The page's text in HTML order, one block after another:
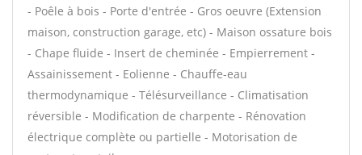
- Poêle à bois - Porte d'entrée - Gros oeuvre (Extension
maison, construction garage, etc) - Maison ossature bois
- Chape fluide - Insert de cheminée - Empierrement -
Assainissement - Eolienne - Chauffe-eau
thermodynamique - Télésurveillance - Climatisation
réversible - Modification de charpente - Rénovation
électrique complète ou partielle - Motorisation de